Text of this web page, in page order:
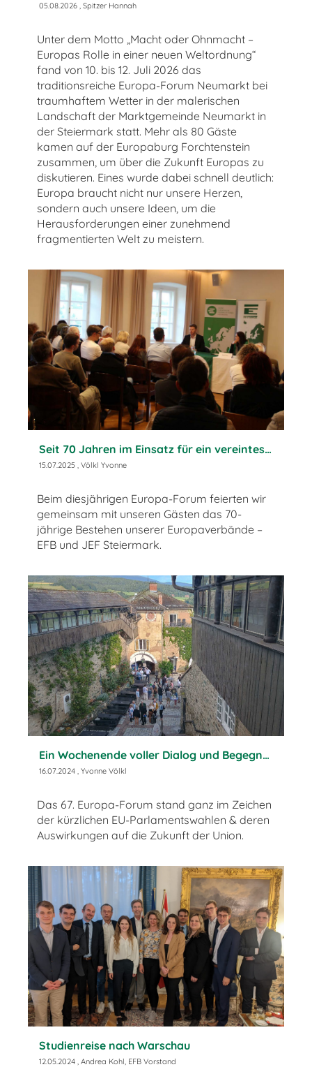
05.08.2026 , Spitzer Hannah
Unter dem Motto „Macht oder Ohnmacht –
Europas Rolle in einer neuen Weltordnung“
fand von 10. bis 12. Juli 2026 das
traditionsreiche Europa-Forum Neumarkt bei
traumhaftem Wetter in der malerischen
Landschaft der Marktgemeinde Neumarkt in
der Steiermark statt. Mehr als 80 Gäste
kamen auf der Europaburg Forchtenstein
zusammen, um über die Zukunft Europas zu
diskutieren. Eines wurde dabei schnell deutlich:
Europa braucht nicht nur unsere Herzen,
sondern auch unsere Ideen, um die
Herausforderungen einer zunehmend
fragmentierten Welt zu meistern.
Seit 70 Jahren im Einsatz für ein vereintes Europa
15.07.2025 , Völkl Yvonne
Beim diesjährigen Europa-Forum feierten wir
gemeinsam mit unseren Gästen das 70-
jährige Bestehen unserer Europaverbände –
EFB und JEF Steiermark.
Ein Wochenende voller Dialog und Begegnungen
16.07.2024 , Yvonne Völkl
Das 67. Europa-Forum stand ganz im Zeichen
der kürzlichen EU-Parlamentswahlen & deren
Auswirkungen auf die Zukunft der Union.
Studienreise nach Warschau
12.05.2024 , Andrea Kohl, EFB Vorstand